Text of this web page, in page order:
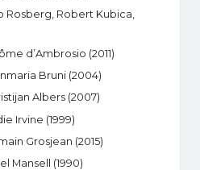
Rosberg, Robert Kubica,
d’Ambrosio (2011)
Bruni (2004)
Albers (2007)
Irvine (1999)
Grosjean (2015)
Mansell (1990)